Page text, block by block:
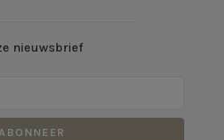
nieuwsbrief